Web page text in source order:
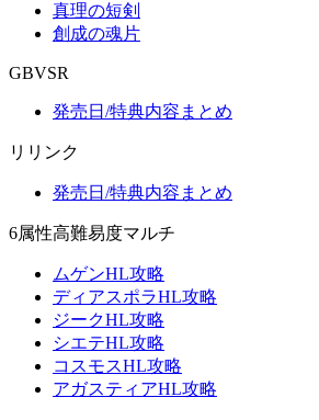
真理の短剣
創成の魂片
GBVSR
発売日/特典内容まとめ
リリンク
発売日/特典内容まとめ
6属性高難易度マルチ
ムゲンHL攻略
ディアスポラHL攻略
ジークHL攻略
シエテHL攻略
コスモスHL攻略
アガスティアHL攻略